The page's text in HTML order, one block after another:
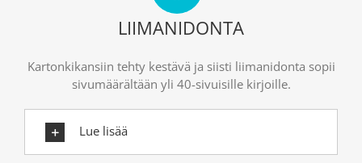
LIIMANIDONTA
Kartonkikansiin tehty kestävä ja siisti liimanidonta sopii
sivumäärältään yli 40-sivuisille kirjoille.
Lue lisää